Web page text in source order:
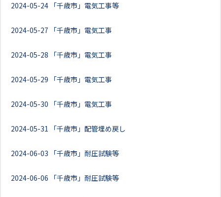
2024-05-24 「千歳市」電気工事等
2024-05-27 「千歳市」電気工事
2024-05-28 「千歳市」電気工事
2024-05-29 「千歳市」電気工事
2024-05-30 「千歳市」電気工事
2024-05-31 「千歳市」配管埋め戻し
2024-06-03 「千歳市」耐圧試験等
2024-06-06 「千歳市」耐圧試験等